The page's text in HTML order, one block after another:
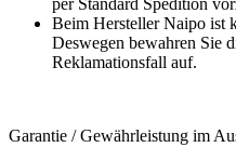
Beim Hersteller Naipo ist
Deswegen bewahren Sie
Reklamationsfall auf.
Garantie / Gewährleistung im